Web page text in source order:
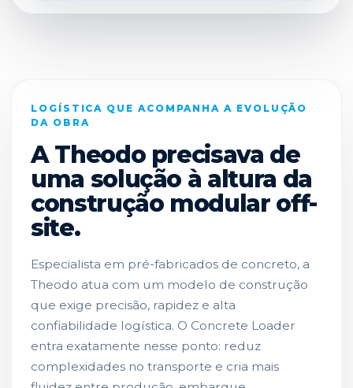
LOGÍSTICA QUE ACOMPANHA A EVOLUÇÃO
DA OBRA
A Theodo precisava de
uma solução à altura da
construção modular off-
site.
Especialista em pré-fabricados de concreto, a
Theodo atua com um modelo de construção
que exige precisão, rapidez e alta
confiabilidade logística. O Concrete Loader
entra exatamente nesse ponto: reduz
complexidades no transporte e cria mais